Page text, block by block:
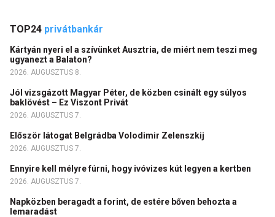
TOP24 privátbankár
Kártyán nyeri el a szívünket Ausztria, de miért nem teszi meg
ugyanezt a Balaton?
2026. AUGUSZTUS 8.
Jól vizsgázott Magyar Péter, de közben csinált egy súlyos
baklövést – Ez Viszont Privát
2026. AUGUSZTUS 7.
Először látogat Belgrádba Volodimir Zelenszkij
2026. AUGUSZTUS 7.
Ennyire kell mélyre fúrni, hogy ivóvizes kút legyen a kertben
2026. AUGUSZTUS 7.
Napközben beragadt a forint, de estére bőven behozta a
lemaradást